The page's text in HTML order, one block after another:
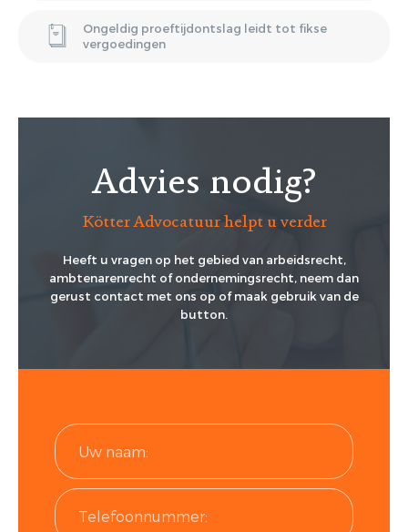
Ongeldig proeftijdontslag leidt tot fikse
vergoedingen
Advies nodig?
Kötter Advocatuur helpt u verder
Heeft u vragen op het gebied van arbeidsrecht,
ambtenarenrecht of ondernemingsrecht, neem dan
gerust contact met ons op of maak gebruik van de
button.